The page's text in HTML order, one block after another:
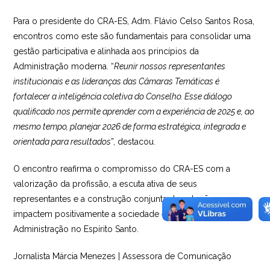
Para o presidente do CRA-ES, Adm. Flávio Celso Santos Rosa,
encontros como este são fundamentais para consolidar uma
gestão participativa e alinhada aos princípios da
Administração moderna. “Reunir nossos representantes
institucionais e as lideranças das Câmaras Temáticas é
fortalecer a inteligência coletiva do Conselho. Esse diálogo
qualificado nos permite aprender com a experiência de 2025 e, ao
mesmo tempo, planejar 2026 de forma estratégica, integrada e
orientada para resultados”, destacou.
O encontro reafirma o compromisso do CRA-ES com a
valorização da profissão, a escuta ativa de seus
representantes e a construção conjunta de soluções que
impactem positivamente a sociedade e o exercício da
Administração no Espírito Santo.
Jornalista Márcia Menezes | Assessora de Comunicação